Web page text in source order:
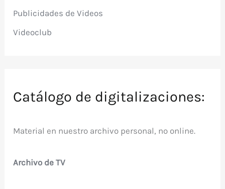
Publicidades de Videos
Videoclub
Catálogo de digitalizaciones:
Material en nuestro archivo personal, no online.
Archivo de TV